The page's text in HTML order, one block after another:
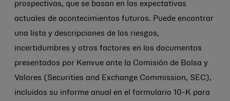
prospectivas, que se basan en las expectativas
actuales de acontecimientos futuros. Puede encontrar
una lista y descripciones de los riesgos,
incertidumbres y otros factores en los documentos
presentados por Kenvue ante la Comisión de Bolsa y
Valores (Securities and Exchange Commission, SEC),
incluidos su informe anual en el formulario 10-K para